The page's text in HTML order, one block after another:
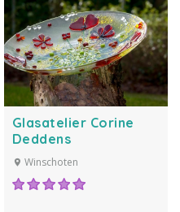
Glasatelier Corine
Deddens
Winschoten